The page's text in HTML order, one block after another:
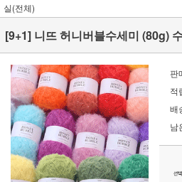
실(전체)
[9+1] 니뜨 허니버블수세미 (80g)
판
적
배
남